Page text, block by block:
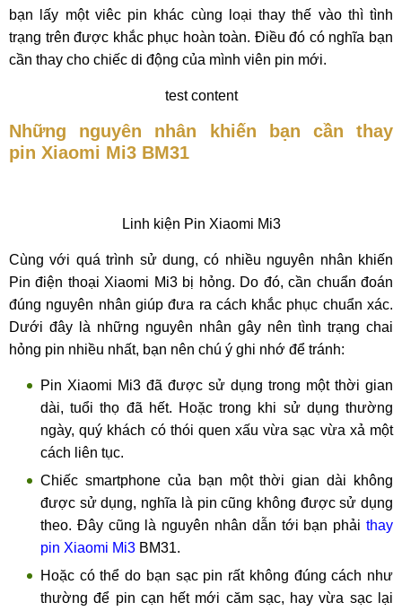
bạn lấy một viêc pin khác cùng loại thay thế vào thì tình
trạng trên được khắc phục hoàn toàn. Điều đó có nghĩa bạn
cần thay cho chiếc di động của mình viên pin mới.
test content
Những nguyên nhân khiến bạn cần thay
pin Xiaomi Mi3 BM31
Linh kiện Pin Xiaomi Mi3
Cùng với quá trình sử dung, có nhiều nguyên nhân khiến
Pin điện thoại Xiaomi Mi3 bị hỏng. Do đó, cần chuẩn đoán
đúng nguyên nhân giúp đưa ra cách khắc phục chuẩn xác.
Dưới đây là những nguyên nhân gây nên tình trạng chai
hỏng pin nhiều nhất, bạn nên chú ý ghi nhớ để tránh:
Pin Xiaomi Mi3 đã được sử dụng trong một thời gian
dài, tuổi thọ đã hết. Hoặc trong khi sử dụng thường
ngày, quý khách có thói quen xấu vừa sạc vừa xả một
cách liên tục.
Chiếc smartphone của bạn một thời gian dài không
được sử dụng, nghĩa là pin cũng không được sử dụng
theo. Đây cũng là nguyên nhân dẫn tới bạn phải thay
pin Xiaomi Mi3 BM31.
Hoặc có thể do bạn sạc pin rất không đúng cách như
thường để pin cạn hết mới căm sạc, hay vừa sạc lại